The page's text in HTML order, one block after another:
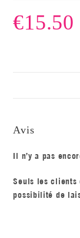
€15.50
Avis
Il n’y a pas
Seuls les clients
possibilité de